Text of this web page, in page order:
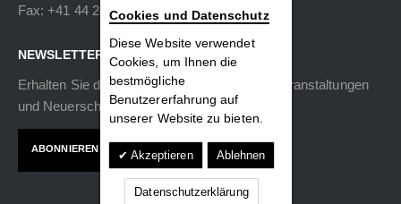
Fax: +41 44 240 34 40
NEWSLETTER
Erhalten Sie die neuesten Informationen zu Veranstaltungen
und Neuerscheinungen.
ABONNIEREN
Cookies und Datenschutz
Diese Website verwendet
Cookies, um Ihnen die
bestmögliche
Benutzererfahrung auf
unserer Website zu bieten.
Akzeptieren Ablehnen
Datenschutzerklärung